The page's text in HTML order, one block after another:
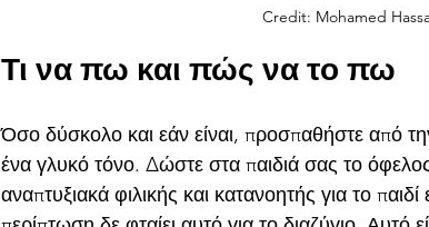
Credit: Mohamed
Τι να πω και πώς να το πω
Όσο δύσκολο και εάν είναι, προσπαθήστε από
ένα γλυκό τόνο. Δώστε στα παιδιά σας το
αναπτυξιακά φιλικής και κατανοητής για το